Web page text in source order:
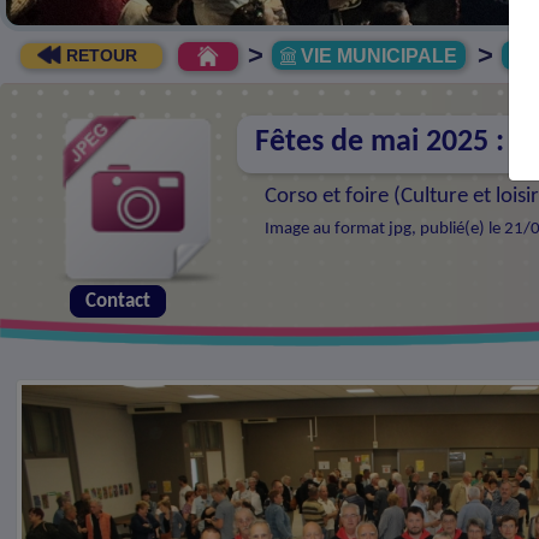
RETOUR > VIE MUNICIPALE >
Fêtes de mai 2025 :
Corso et foire (Culture et
Image au format jpg, publié(e) le
Contact